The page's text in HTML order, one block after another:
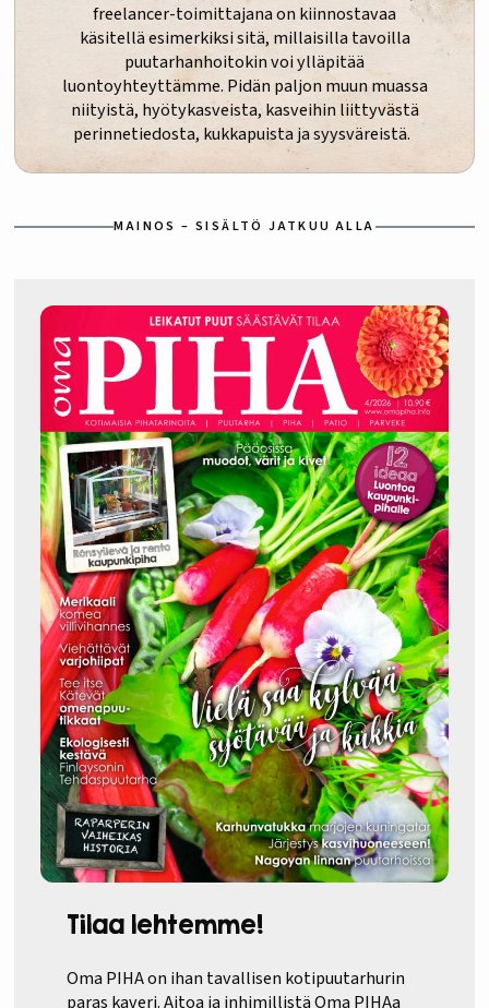
freelancer-toimittajana on kiinnostavaa
käsitellä esimerkiksi sitä, millaisilla tavoilla
puutarhanhoitokin voi ylläpitää
luontoyhteyttämme. Pidän paljon muun muassa
niityistä, hyötykasveista, kasveihin liittyvästä
perinnetiedosta, kukkapuista ja syysväreistä.
MAINOS – SISÄLTÖ JATKUU ALLA
Tilaa lehtemme!
Oma PIHA on ihan tavallisen kotipuutarhurin
paras kaveri. Aitoa ja inhimillistä Oma PIHAa